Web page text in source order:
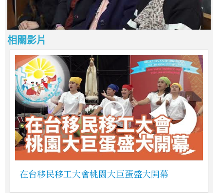
相關影片
在台移民移工大會桃園大巨蛋盛大開幕